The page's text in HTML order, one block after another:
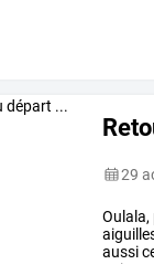
29
Oulala,
aussi
puisque